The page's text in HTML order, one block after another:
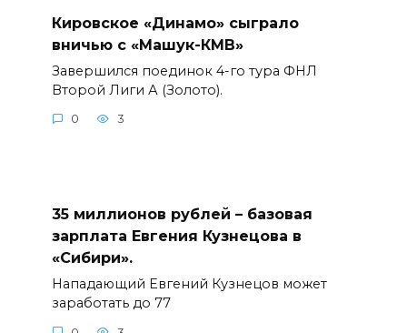
Кировское «Динамо» сыграло
вничью с «Машук-КМВ»
Завершился поединок 4-го тура ФНЛ
Второй Лиги А (Золото).
0 3
35 миллионов рублей – базовая
зарплата Евгения Кузнецова в
«Сибири».
Нападающий Евгений Кузнецов может
заработать до 77